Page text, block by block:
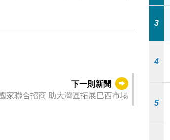
下一則新聞
家聯合招商 助大灣區拓展巴西市場
3
4
5